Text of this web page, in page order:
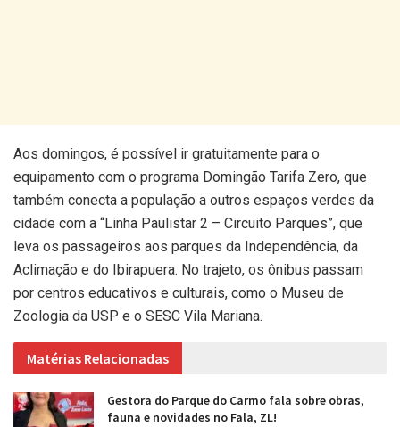
Aos domingos, é possível ir gratuitamente para o
equipamento com o programa Domingão Tarifa Zero, que
também conecta a população a outros espaços verdes da
cidade com a “Linha Paulistar 2 – Circuito Parques”, que
leva os passageiros aos parques da Independência, da
Aclimação e do Ibirapuera. No trajeto, os ônibus passam
por centros educativos e culturais, como o Museu de
Zoologia da USP e o SESC Vila Mariana.
Matérias Relacionadas
Gestora do Parque do Carmo fala sobre obras,
fauna e novidades no Fala, ZL!